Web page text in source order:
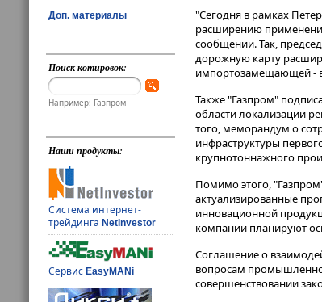
Доп. материалы
Поиск котировок:
Например: Газпром
Наши продукты:
Система интернет-
трейдингаNetInvestor
СервисEasyMANi
"Сегодня в рамках
расширению
сообщении. Так,
дорожную карту
импортозамещающей - в
Также "Газпром"
области локализации
того, меморандум о
инфраструктуры
крупнотоннажного
Помимо этого,
актуализированные
инновационной
компании планируют
Соглашение о
вопросам
совершенствовании